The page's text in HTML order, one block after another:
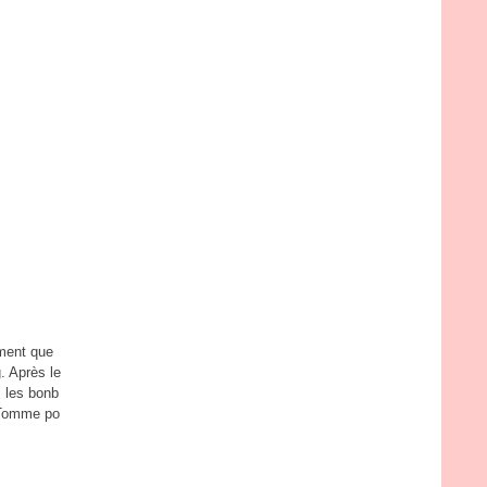
que
Après le
les bonb
po